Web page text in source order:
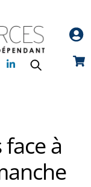
TwitterLinkedin
à